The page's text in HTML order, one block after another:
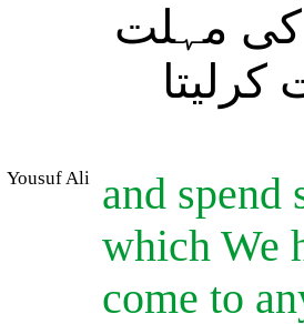
کی مہلت
Yousuf Ali
and spend
which We
come to